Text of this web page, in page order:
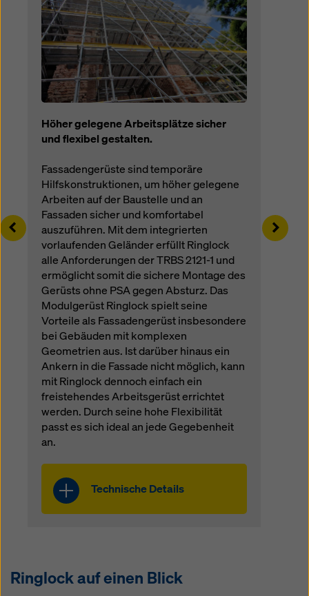
Traggerüstsystem Doka UniKit
Höher gelegene Arbeitsplätze sicher
und flexibel gestalten.
Fassadengerüste sind temporäre
Hilfskonstruktionen, um höher gelegene
Arbeiten auf der Baustelle und an
Fassaden sicher und komfortabel
auszuführen. Mit dem integrierten
vorlaufenden Geländer erfüllt Ringlock
alle Anforderungen der TRBS 2121-1 und
ermöglicht somit die sichere Montage des
Gerüsts ohne PSA gegen Absturz. Das
Modulgerüst Ringlock spielt seine
Vorteile als Fassadengerüst insbesondere
bei Gebäuden mit komplexen
Geometrien aus. Ist darüber hinaus ein
Ankern in die Fassade nicht möglich, kann
mit Ringlock dennoch einfach ein
freistehendes Arbeitsgerüst errichtet
werden. Durch seine hohe Flexibilität
passt es sich ideal an jede Gegebenheit
an.
Technische Details
m gem.
Regelausführung
Left Right
Ringlock auf einen Blick